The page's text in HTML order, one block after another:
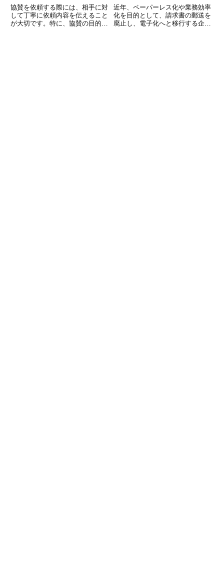
協賛を依頼する際には、相手に対
して丁寧に依頼内容を伝えること
が大切です。特に、協賛の目的や
近年、ペーパーレス化や業務効率
化を目的として、請求書の郵送を
廃止し、電子化へと移行する企業